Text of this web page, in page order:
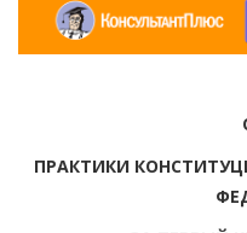
ПРАКТИКИ